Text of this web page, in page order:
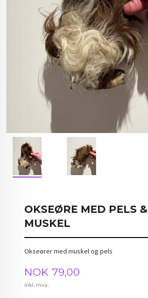
OKSEØRE MED PELS &
MUSKEL
Okseører med muskel og pels
Pris
NOK 79,00
inkl. mva.